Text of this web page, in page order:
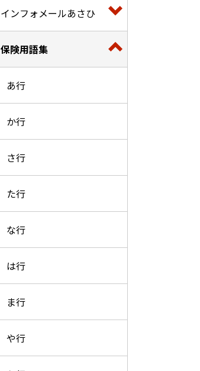
インフォメールあさひ
保険用語集
あ行
か行
さ行
た行
な行
は行
ま行
や行